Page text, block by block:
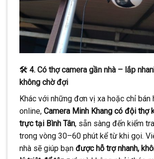
🛠️ 4. Có thợ camera gần nhà – lắp
không chờ đợi
Khác với những đơn vị xa hoặc chỉ bán
online, Camera Minh Khang có đội thợ
trực tại Bình Tân, sẵn sàng đến kiểm
trong vòng 30–60 phút kể từ khi gọi.
nhà sẽ giúp bạn được hỗ trợ nhanh,